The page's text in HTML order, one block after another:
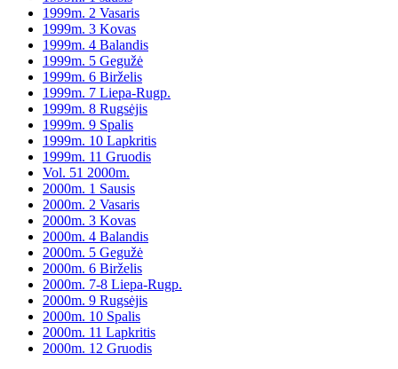
1999m. 2 Vasaris
1999m. 3 Kovas
1999m. 4 Balandis
1999m. 5 Gegužė
1999m. 6 Birželis
1999m. 7 Liepa-Rugp.
1999m. 8 Rugsėjis
1999m. 9 Spalis
1999m. 10 Lapkritis
1999m. 11 Gruodis
Vol. 51 2000m.
2000m. 1 Sausis
2000m. 2 Vasaris
2000m. 3 Kovas
2000m. 4 Balandis
2000m. 5 Gegužė
2000m. 6 Birželis
2000m. 7-8 Liepa-Rugp.
2000m. 9 Rugsėjis
2000m. 10 Spalis
2000m. 11 Lapkritis
2000m. 12 Gruodis